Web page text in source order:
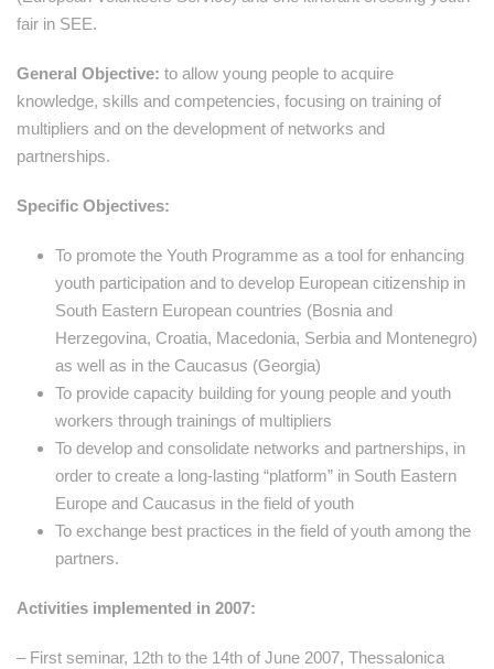
fair in SEE.
General Objective: to allow young people to acquire
knowledge, skills and competencies, focusing on training of
multipliers and on the development of networks and
partnerships.
Specific Objectives:
To promote the Youth Programme as a tool for enhancing
youth participation and to develop European citizenship in
South Eastern European countries (Bosnia and
Herzegovina, Croatia, Macedonia, Serbia and Montenegro)
as well as in the Caucasus (Georgia)
To provide capacity building for young people and youth
workers through trainings of multipliers
To develop and consolidate networks and partnerships, in
order to create a long-lasting “platform” in South Eastern
Europe and Caucasus in the field of youth
To exchange best practices in the field of youth among the
partners.
Activities implemented in 2007:
– First seminar, 12th to the 14th of June 2007, Thessalonica